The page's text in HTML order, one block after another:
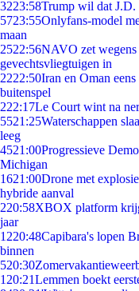
3223:58Trump wil dat J.D.
5723:55Onlyfans-model
maan
2522:56NAVO zet wegens
gevechtsvliegtuigen in
2222:50Iran en Oman
buitenspel
222:17Le Court wint na
5521:25Waterschappen
leeg
4521:00Progressieve
Michigan
1621:00Drone met
hybride aanval
220:58XBOX platform
jaar
1220:48Capibara's lopen
binnen
520:30
1 20:21Lemmen boekt